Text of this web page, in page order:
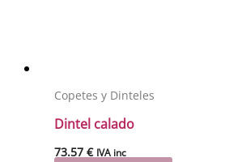
Copetes y Dinteles
Dintel calado
73.57€ IVA inc